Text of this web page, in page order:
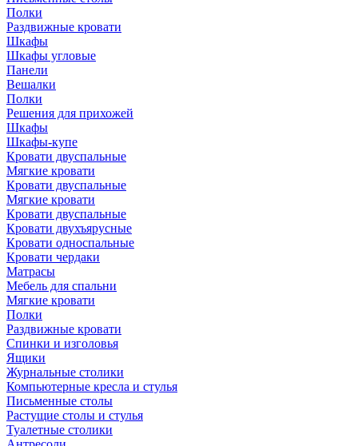
Полки
Раздвижные кровати
Шкафы
Шкафы угловые
Панели
Вешалки
Полки
Решения для прихожей
Шкафы
Шкафы-купе
Кровати двуспальные
Мягкие кровати
Кровати двуспальные
Мягкие кровати
Кровати двуспальные
Кровати двухъярусные
Кровати односпальные
Кровати чердаки
Матрасы
Мебель для спальни
Мягкие кровати
Полки
Раздвижные кровати
Спинки и изголовья
Ящики
Журнальные столики
Компьютерные кресла и стулья
Письменные столы
Растущие столы и стулья
Туалетные столики